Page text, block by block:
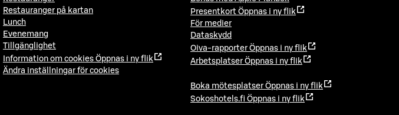
Restauranger på kartan
Lunch
Evenemang
Tillgänglighet
Information om cookies Öppnas i ny flik
Ändra inställningar för cookies
Presentkort Öppnas i ny flik
För medier
Dataskydd
Oiva-rapporter Öppnas i ny flik
Arbetsplatser Öppnas i ny flik
Boka mötesplatser Öppnas i ny flik
Sokoshotels.fi Öppnas i ny flik